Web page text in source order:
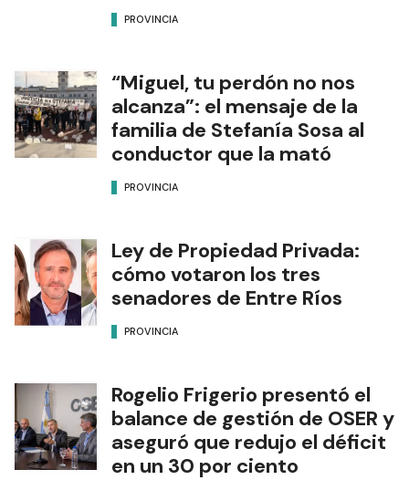
PROVINCIA
“Miguel, tu perdón no nos
alcanza”: el mensaje de la
familia de Stefanía Sosa al
conductor que la mató
PROVINCIA
Ley de Propiedad Privada:
cómo votaron los tres
senadores de Entre Ríos
PROVINCIA
Rogelio Frigerio presentó el
balance de gestión de OSER y
aseguró que redujo el déficit
en un 30 por ciento